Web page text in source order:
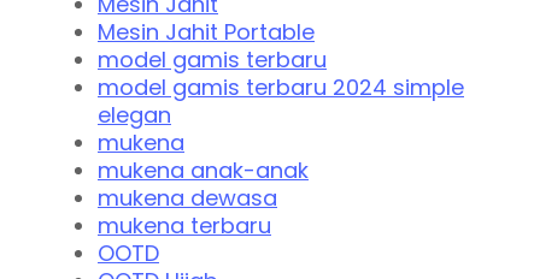
Mesin Jahit Portable
model gamis terbaru
model gamis terbaru 2024 simple
elegan
mukena
mukena anak-anak
mukena dewasa
mukena terbaru
OOTD